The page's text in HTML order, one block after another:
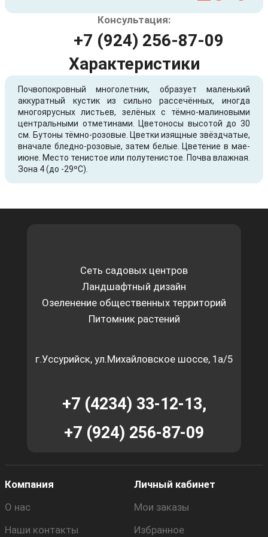
Консультация:
+7 (924) 256-87-09
Характеристики
Почвопокровный многолетник, образует маленький
аккуратный кустик из сильно рассечённых, иногда
многоярусных листьев, зелёных с тёмно-малиновыми
центральными отметинами. Цветоносы высотой до 30
см. Бутоны тёмно-розовые. Цветки изящные звёздчатые,
вначале бледно-розовые, затем белые. Цветение в мае-
июне. Место тенистое или полутенистое. Почва влажная.
Зона 4 (до -29ºС).
Сеть садовых центров
Ландшафтный дизайн
Озеленение общественных территорий
Питомник растений
г.Уссурийск, ул.Михайловское шоссе, 1а/5
+7 (4234) 33-12-13,
+7 (924) 256-87-09
Компания
О нас
Наши контакты
Личный кабинет
Мои заказы
Избранное